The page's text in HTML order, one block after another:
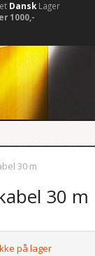
DanskLager
1000,-
30 m
30 m
på lager